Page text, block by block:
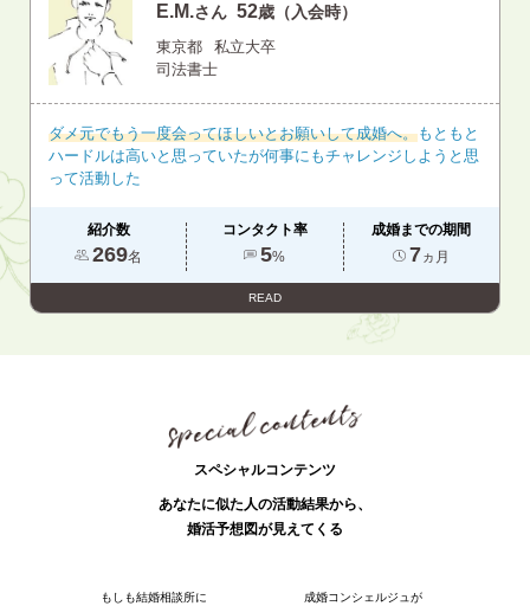
E.M.さん 52歳（入会時）
東京都
私立大卒
司法書士
ダメ元でもう一度会ってほしいとお願いして成婚へ。もともと
ハードルは高いと思っていたが何事にもチャレンジしようと思
って活動した
紹介数
269名
コンタクト率
5%
成婚までの期間
7ヵ月
READ
スペシャルコンテンツ
あなたに似た人の活動結果から、
婚活予想図が見えてくる
もしも結婚相談所に
成婚コンシェルジュが